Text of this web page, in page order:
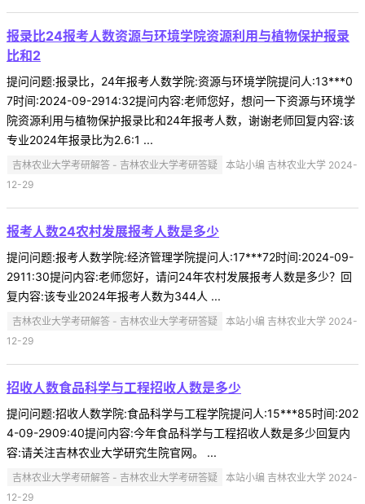
报录比24报考人数资源与环境学院资源利用与植物保护报录
比和2
提问问题:报录比，24年报考人数学院:资源与环境学院提问人:13***0
7时间:2024-09-2914:32提问内容:老师您好，想问一下资源与环境学
院资源利用与植物保护报录比和24年报考人数，谢谢老师回复内容:该
专业2024年报录比为2.6:1 ...
吉林农业大学考研解答 - 吉林农业大学考研答疑
本站小编 吉林农业大学 2024-
12-29
报考人数24农村发展报考人数是多少
提问问题:报考人数学院:经济管理学院提问人:17***72时间:2024-09-
2911:30提问内容:老师您好，请问24年农村发展报考人数是多少？回
复内容:该专业2024年报考人数为344人 ...
吉林农业大学考研解答 - 吉林农业大学考研答疑
本站小编 吉林农业大学 2024-
12-29
招收人数食品科学与工程招收人数是多少
提问问题:招收人数学院:食品科学与工程学院提问人:15***85时间:202
4-09-2909:40提问内容:今年食品科学与工程招收人数是多少回复内
容:请关注吉林农业大学研究生院官网。 ...
吉林农业大学考研解答 - 吉林农业大学考研答疑
本站小编 吉林农业大学 2024-
12-29